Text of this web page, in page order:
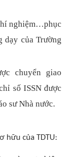
nghiệm…phục
dạy của Trường
chuyển giao
số ISSN được
sư Nhà nước.
hữu của TDTU: